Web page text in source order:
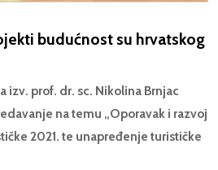
budućnost su hrvatskog
izv. prof. dr. sc. Nikolina Brnjac
na temu „Oporavak i razvoj
2021. te unapređenje turističke